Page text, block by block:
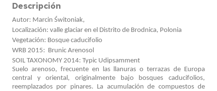
Descripción
Autor: Marcin Świtoniak,
Localización: valle glaciar en el Distrito de Brodnica, Polonia
Vegetación: Bosque caducifolio
WRB 2015: Brunic Arenosol
SOIL TAXONOMY 2014: Typic Udipsamment
Suelo arenoso, frecuente en las llanuras o terrazas de Europa
central y oriental, originalmente bajo bosques caducifolios,
reemplazados por pinares. La acumulación de compuestos de